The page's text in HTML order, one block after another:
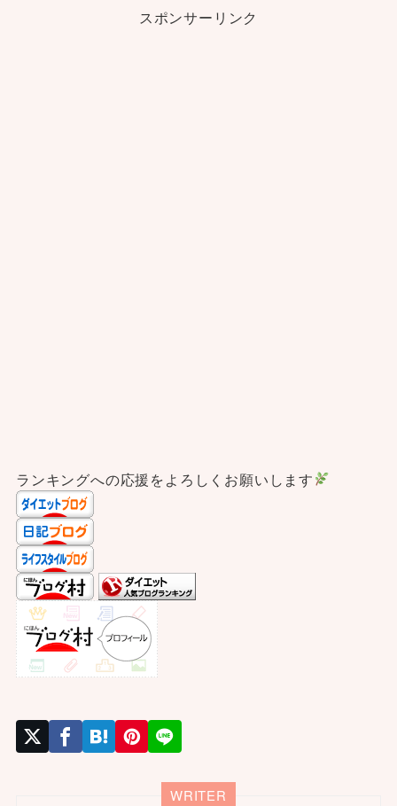
スポンサーリンク
ランキングへの応援をよろしくお願いします
WRITER